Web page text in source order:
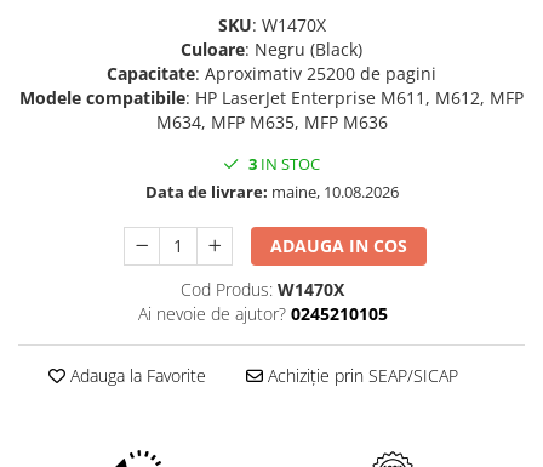
Cartuse compatibile
Drum unit compatibile
Accesorii imprimante 3D
Filament imprimanta 3D
Laptopuri / notebookuri
Laptopuri gaming
Ultrabookuri
Accesorii laptop
SKU: W1470X
Culoare: Negru (Black)
Capacitate: Aproximativ 25200 de pagini
Modele compatibile: HP LaserJet Enterprise M611, M612, MFP
M634, MFP M635, MFP M636
3 IN STOC
Data de livrare: maine, 10.08.2026
ADAUGA IN COS
Cod Produs: W1470X
Ai nevoie de ajutor? 0245210105
Adauga la Favorite Achiziție prin SEAP/SICAP